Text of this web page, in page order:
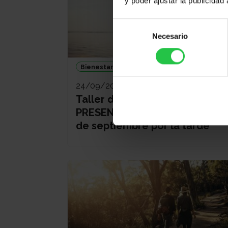
consentimiento
Necesario
Bienestar
24/09/2026
Taller de Relajación ONLINE y
PRESENCIAL - Sesión jueves 24
de septiembre por la tarde